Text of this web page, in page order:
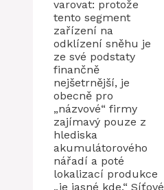
varovat: protože
tento segment
zařízení na
odklízení sněhu je
ze své podstaty
finančně
nejšetrnější, je
obecně pro
„názvové“ firmy
zajímavý pouze z
hlediska
akumulátorového
nářadí a poté
lokalizací produkce
„je jasné kde.“ Síťové